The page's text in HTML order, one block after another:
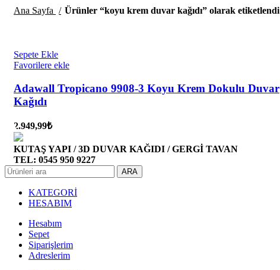
Ana Sayfa Ürünler “koyu krem duvar kağıdı” olarak etiketlendi
Sepete Ekle
Favorilere ekle
Adawall Tropicano 9908-3 Koyu Krem Dokulu Duvar
Kağıdı
2.949,99₺
KUTAŞ YAPI / 3D DUVAR KAĞIDI / GERGİ TAVAN
TEL: 0545 950 9227
ARA
KATEGORİ
HESABIM
Hesabım
Sepet
Siparişlerim
Adreslerim